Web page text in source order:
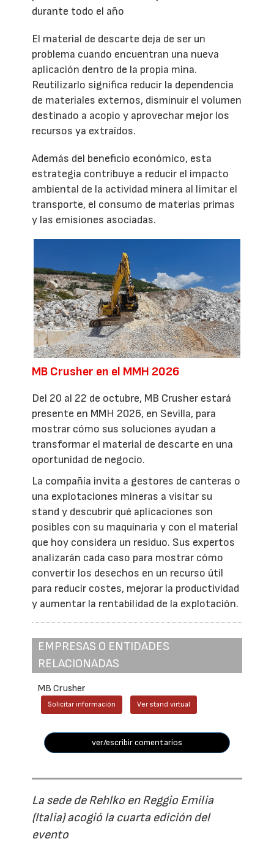
durante todo el año
El material de descarte deja de ser un
problema cuando encuentran una nueva
aplicación dentro de la propia mina.
Reutilizarlo significa reducir la dependencia
de materiales externos, disminuir el volumen
destinado a acopio y aprovechar mejor los
recursos ya extraídos.
Además del beneficio económico, esta
estrategia contribuye a reducir el impacto
ambiental de la actividad minera al limitar el
transporte, el consumo de materias primas
y las emisiones asociadas.
MB Crusher en el MMH 2026
Del 20 al 22 de octubre, MB Crusher estará
presente en MMH 2026, en Sevilla, para
mostrar cómo sus soluciones ayudan a
transformar el material de descarte en una
oportunidad de negocio.
La compañía invita a gestores de canteras o
una explotaciones mineras a visitar su
stand y descubrir qué aplicaciones son
posibles con su maquinaria y con el material
que hoy considera un residuo. Sus expertos
analizarán cada caso para mostrar cómo
convertir los desechos en un recurso útil
para reducir costes, mejorar la productividad
y aumentar la rentabilidad de la explotación.
EMPRESAS O ENTIDADES
RELACIONADAS
MB Crusher
Solicitar información Ver stand virtual
ver/escribir comentarios
La sede de Rehlko en Reggio Emilia
(Italia) acogió la cuarta edición del
evento